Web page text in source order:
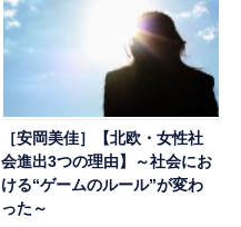
［安岡美佳］【北欧・女性社
会進出3つの理由】～社会にお
ける“ゲームのルール”が変わ
った～